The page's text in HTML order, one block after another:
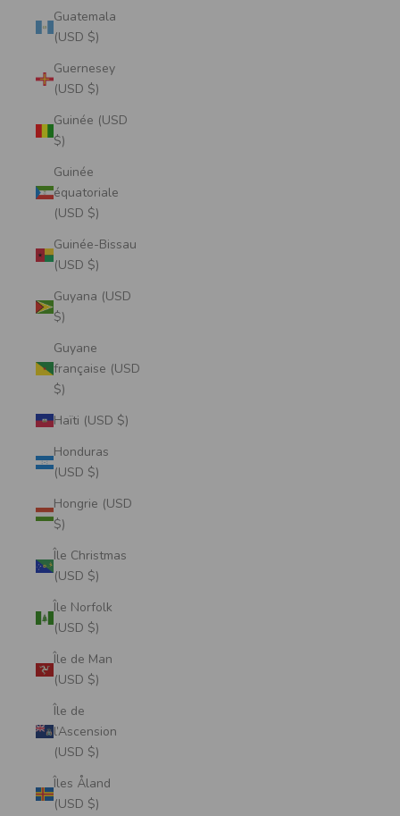
Guatemala
(USD $)
Guernesey
(USD $)
Guinée (USD
$)
Guinée
équatoriale
(USD $)
Guinée-Bissau
(USD $)
Guyana (USD
$)
Guyane
française (USD
$)
Haïti (USD $)
Honduras
(USD $)
Hongrie (USD
$)
Île Christmas
(USD $)
Île Norfolk
(USD $)
Île de Man
(USD $)
Île de
l’Ascension
(USD $)
Îles Åland
(USD $)